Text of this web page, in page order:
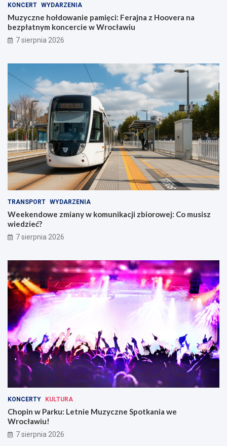
KONCERT WYDARZENIA
Muzyczne hołdowanie pamięci: Ferajna z Hoovera na
bezpłatnym koncercie w Wrocławiu
7 sierpnia 2026
TRANSPORT WYDARZENIA
Weekendowe zmiany w komunikacji zbiorowej: Co musisz
wiedzieć?
7 sierpnia 2026
KONCERTY KULTURA
Chopin w Parku: Letnie Muzyczne Spotkania we
Wrocławiu!
7 sierpnia 2026